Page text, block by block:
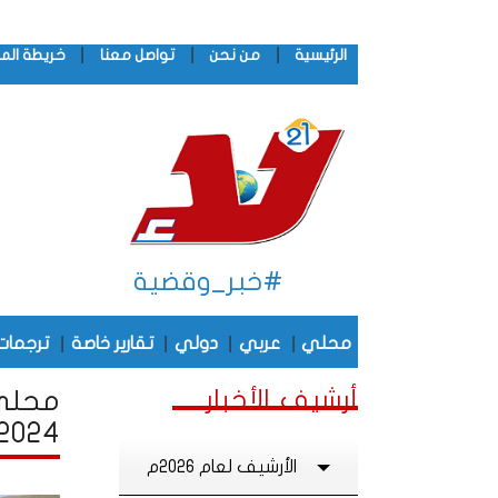
الرئيسية من نحن تواصل معنا خريطة
#خبر_وقضية
محلي عربي دولي تقارير خاصة
أرشيف الأخبار
الأرشيف لعام 2026م